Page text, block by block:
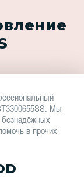
Мы
в прочих